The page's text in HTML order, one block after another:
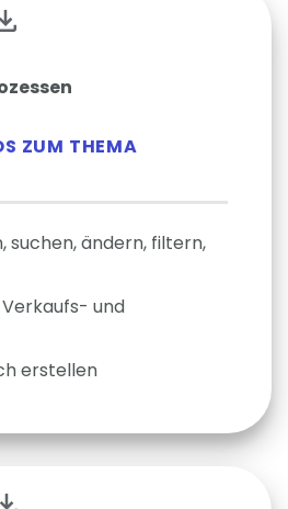
ZUM THEMA
suchen, ändern, filtern,
und
erstellen